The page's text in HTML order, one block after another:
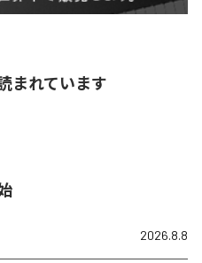
まれています
2026.8.8